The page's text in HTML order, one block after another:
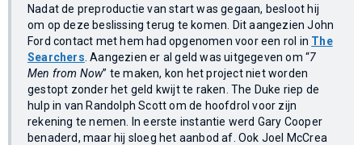
Nadat de preproductie van start was gegaan, besloot hij
om op deze beslissing terug te komen. Dit aangezien John
Ford contact met hem had opgenomen voor een rol in The
Searchers . Aangezien er al geld was uitgegeven om “7
Men from Now” te maken, kon het project niet worden
gestopt zonder het geld kwijt te raken. The Duke riep de
hulp in van Randolph Scott om de hoofdrol voor zijn
rekening te nemen. In eerste instantie werd Gary Cooper
benaderd, maar hij sloeg het aanbod af. Ook Joel McCrea